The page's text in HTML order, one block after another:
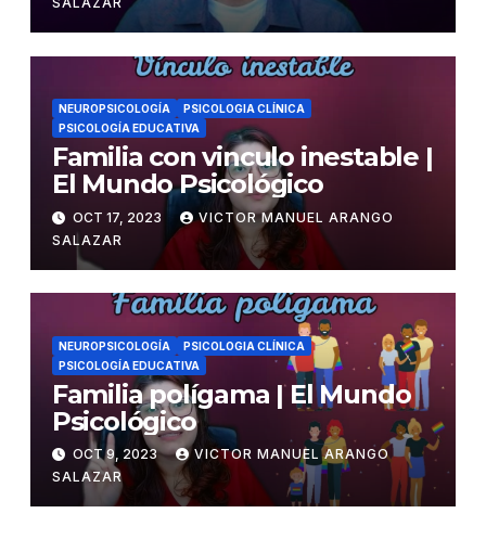
NEUROPSICOLOGÍA
PSICOLOGIA CLÍNICA
PSICOLOGÍA EDUCATIVA
Familia con vinculo inestable |
El Mundo Psicológico
OCT 17, 2023
VICTOR MANUEL ARANGO
SALAZAR
NEUROPSICOLOGÍA
PSICOLOGIA CLÍNICA
PSICOLOGÍA EDUCATIVA
Familia polígama | El Mundo
Psicológico
OCT 9, 2023
VICTOR MANUEL ARANGO
SALAZAR